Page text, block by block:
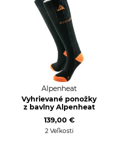
Alpenheat
Vyhrievané ponožky
z bavlny Alpenheat
139,00 €
2 Veľkosti